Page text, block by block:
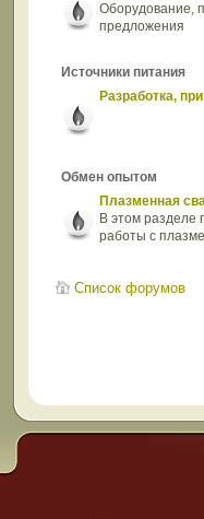
Оборудование,
предложения
Источники питания
Разработка,
Обмен опытом
Плазменная
В этом разделе
работы с
Список форумов